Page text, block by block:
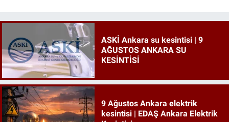
ASKİ Ankara su kesintisi | 9
AĞUSTOS ANKARA SU
KESİNTİSİ
9 Ağustos Ankara elektrik
kesintisi | EDAŞ Ankara Elektrik